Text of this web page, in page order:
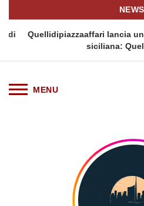
NEWS
Quellidipiazzaaffari lancia un
siciliana: